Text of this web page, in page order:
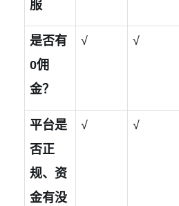
服
是否有
0佣
金？
√ √
平台是
否正
规、资
金有没
√ √